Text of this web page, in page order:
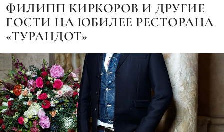
ФИЛИПП КИРКОРОВ И ДРУГИЕ
ГОСТИ НА ЮБИЛЕЕ РЕСТОРАНА
«ТУРАНДОТ»